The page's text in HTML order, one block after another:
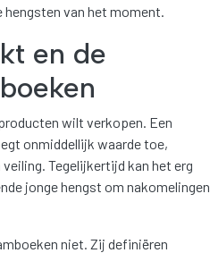
hengsten van het moment.
en de
wilt verkopen. Een
onmiddellijk waarde toe,
Tegelijkertijd kan het erg
jonge hengst om nakomelingen
niet. Zij definiëren